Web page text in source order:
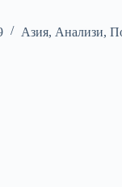
Азия, Анализи,